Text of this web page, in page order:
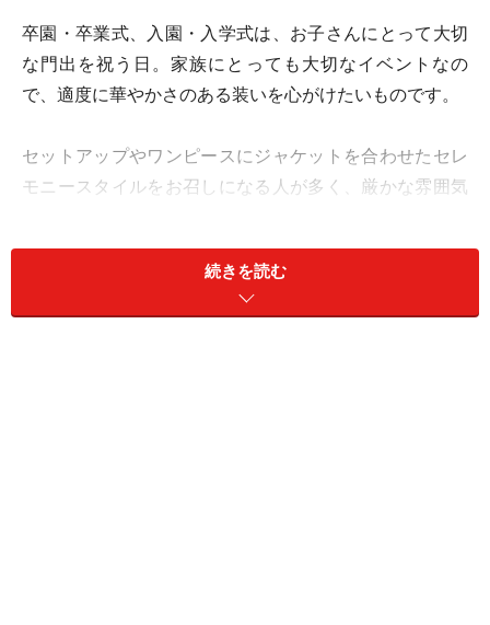
卒園・卒業式、入園・入学式は、お子さんにとって大切
な門出を祝う日。家族にとっても大切なイベントなの
で、適度に華やかさのある装いを心がけたいものです。
セットアップやワンピースにジャケットを合わせたセレ
モニースタイルをお召しになる人が多く、厳かな雰囲気
気の入園・入学式はベージュやオフホワイト、パステル
カラーというように、好まれる色に違いがあります。そ
のため、2通りのセレモニースタイルを用意しておくと
続きを読む